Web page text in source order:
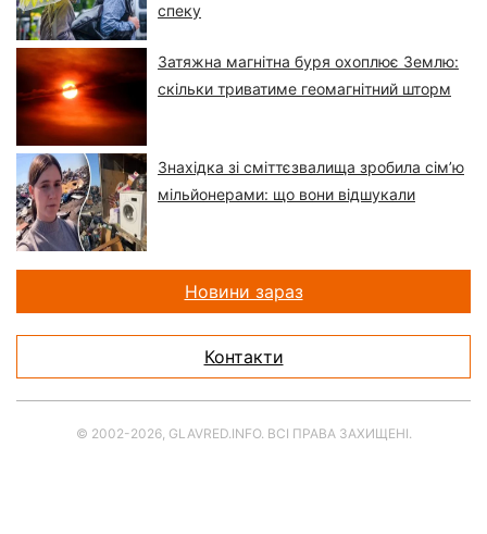
спеку
Затяжна магнітна буря охоплює Землю:
скільки триватиме геомагнітний шторм
Знахідка зі сміттєзвалища зробила сім’ю
мільйонерами: що вони відшукали
Новини зараз
Контакти
© 2002-2026, GLAVRED.INFO. ВСІ ПРАВА ЗАХИЩЕНІ.